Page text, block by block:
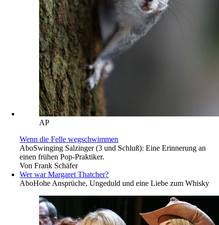
AP
Wenn die Felle wegschwimmen
AboSwinging Salzinger (3 und Schluß): Eine Erinnerung an
einen frühen Pop-Praktiker.
Von Frank Schäfer
Wer war Margaret Thatcher?
AboHohe Ansprüche, Ungeduld und eine Liebe zum Whisky